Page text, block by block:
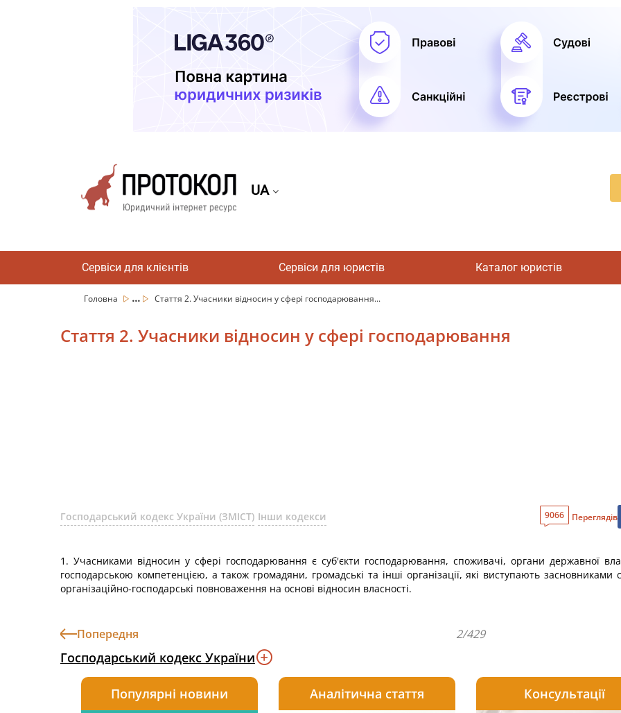
UA
Сервіси для клієнтів Сервіси для юристів Каталог юристів
Головна ... Стаття 2. Учасники відносин у сфері господарювання...
Стаття 2. Учасники відносин у сфері господарювання
Господарський кодекс України (ЗМІСТ) Інши кодекси 9066 Переглядів
1. Учасниками відносин у сфері господарювання є суб'єкти господарювання, споживачі, органи державної
господарською компетенцією, а також громадяни, громадські та інші організації, які виступають
організаційно-господарські повноваження на основі відносин власності.
Попередня 2/429
Господарський кодекс України
Популярні новини Аналітична стаття Консультації